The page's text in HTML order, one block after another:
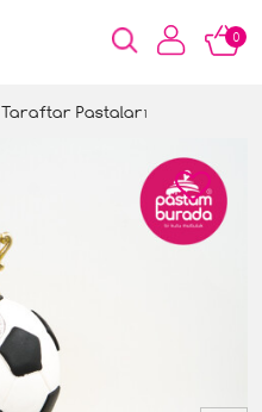
0
Taraftar Pastaları